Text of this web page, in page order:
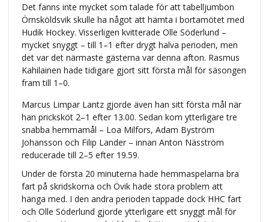
Det fanns inte mycket som talade för att tabelljumbon
Örnsköldsvik skulle ha något att hämta i bortamötet med
Hudik Hockey. Visserligen kvitterade Olle Söderlund –
mycket snyggt – till 1–1 efter drygt halva perioden, men
det var det närmaste gästerna var denna afton. Rasmus
Kahilainen hade tidigare gjort sitt första mål för säsongen
fram till 1–0.
Marcus Limpar Lantz gjorde även han sitt första mål när
han pricksköt 2–1 efter 13.00. Sedan kom ytterligare tre
snabba hemmamål – Loa Milfors, Adam Byström
Johansson och Filip Lander – innan Anton Näsström
reducerade till 2–5 efter 19.59.
Under de första 20 minuterna hade hemmaspelarna bra
fart på skridskorna och Övik hade stora problem att
hänga med. I den andra perioden tappade dock HHC fart
och Olle Söderlund gjorde ytterligare ett snyggt mål för